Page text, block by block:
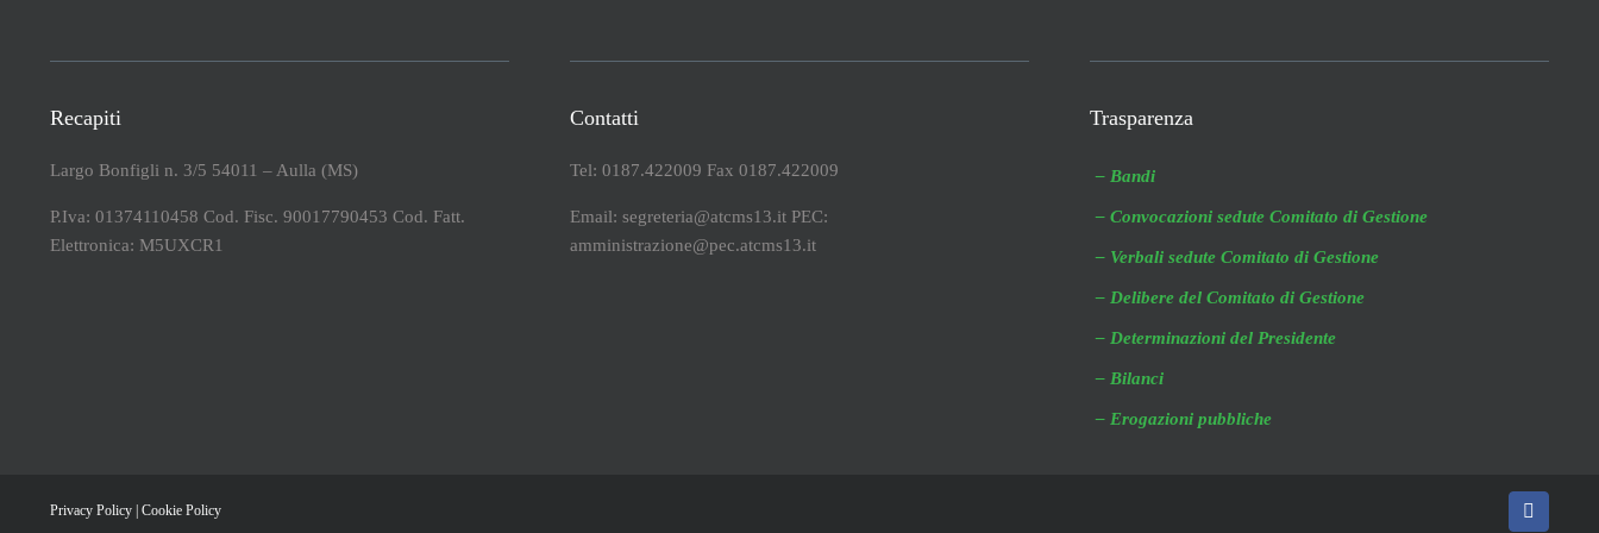
Recapiti
Largo Bonfigli n. 3/5 54011 – Aulla (MS)
P.Iva: 01374110458 Cod. Fisc. 90017790453 Cod. Fatt.
Elettronica: M5UXCR1
Contatti
Tel: 0187.422009 Fax 0187.422009
Email: segreteria@atcms13.it PEC:
amministrazione@pec.atcms13.it
Trasparenza
– Bandi
– Convocazioni sedute Comitato di Gestione
– Verbali sedute Comitato di Gestione
– Delibere del Comitato di Gestione
– Determinazioni del Presidente
– Bilanci
– Erogazioni pubbliche
Privacy Policy | Cookie Policy